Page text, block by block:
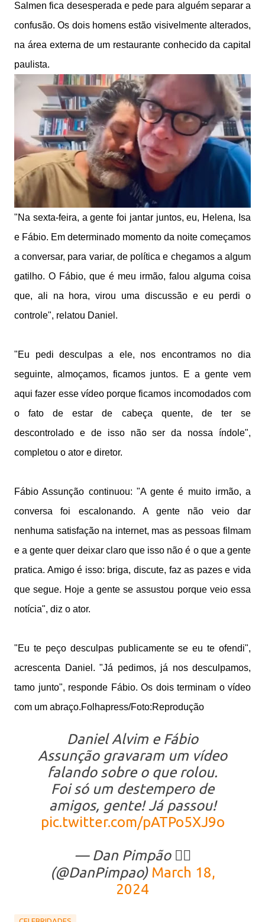
Salmen fica desesperada e pede para alguém separar a
confusão. Os dois homens estão visivelmente alterados,
na área externa de um restaurante conhecido da capital
paulista.
"Na sexta-feira, a gente foi jantar juntos, eu, Helena, Isa
e Fábio. Em determinado momento da noite começamos
a conversar, para variar, de política e chegamos a algum
gatilho. O Fábio, que é meu irmão, falou alguma coisa
que, ali na hora, virou uma discussão e eu perdi o
controle", relatou Daniel.
"Eu pedi desculpas a ele, nos encontramos no dia
seguinte, almoçamos, ficamos juntos. E a gente vem
aqui fazer esse vídeo porque ficamos incomodados com
o fato de estar de cabeça quente, de ter se
descontrolado e de isso não ser da nossa índole",
completou o ator e diretor.
Fábio Assunção continuou: "A gente é muito irmão, a
conversa foi escalonando. A gente não veio dar
nenhuma satisfação na internet, mas as pessoas filmam
e a gente quer deixar claro que isso não é o que a gente
pratica. Amigo é isso: briga, discute, faz as pazes e vida
que segue. Hoje a gente se assustou porque veio essa
notícia", diz o ator.
"Eu te peço desculpas publicamente se eu te ofendi",
acrescenta Daniel. "Já pedimos, já nos desculpamos,
tamo junto", responde Fábio. Os dois terminam o vídeo
com um abraço.Folhapress/Foto:Reprodução
Daniel Alvim e Fábio
Assunção gravaram um vídeo
falando sobre o que rolou.
Foi só um destempero de
amigos, gente! Já passou!
pic.twitter.com/pATPo5XJ9o
— Dan Pimpão 🏳️‍🌈
(@DanPimpao) March 18,
2024